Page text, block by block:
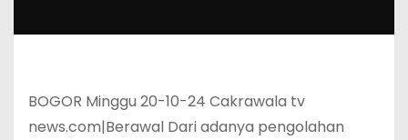
BOGOR Minggu 20-10-24 Cakrawala tv
news.com|Berawal Dari adanya pengolahan